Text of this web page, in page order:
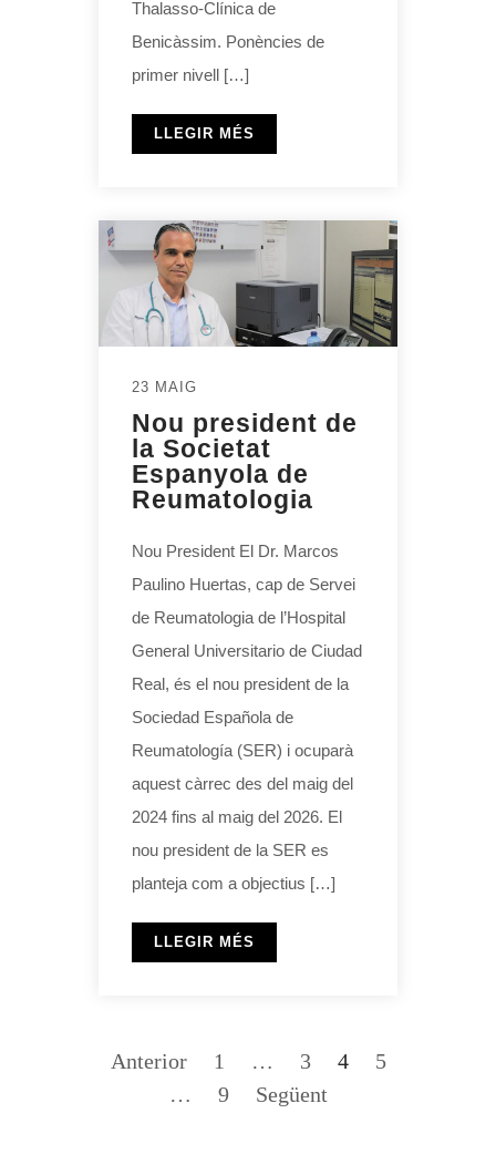
Thalasso-Clínica de
Benicàssim. Ponències de
primer nivell […]
LLEGIR MÉS
23 MAIG
Nou president de
la Societat
Espanyola de
Reumatologia
Nou President El Dr. Marcos
Paulino Huertas, cap de Servei
de Reumatologia de l’Hospital
General Universitario de Ciudad
Real, és el nou president de la
Sociedad Española de
Reumatología (SER) i ocuparà
aquest càrrec des del maig del
2024 fins al maig del 2026. El
nou president de la SER es
planteja com a objectius […]
LLEGIR MÉS
Anterior 1 … 3 4
5
…
9 Següent